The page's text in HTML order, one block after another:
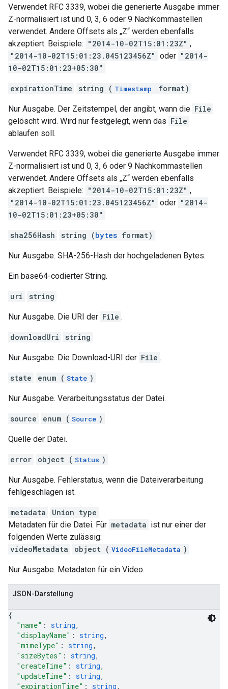
Verwendet RFC 3339, wobei die generierte Ausgabe immer
Z-normalisiert ist und 0, 3, 6 oder 9 Nachkommastellen
verwendet. Andere Offsets als „Z“ werden ebenfalls
akzeptiert. Beispiele: "2014-10-02T15:01:23Z" ,
"2014-10-02T15:01:23.045123456Z" oder "2014-
10-02T15:01:23+05:30"
expirationTime string ( Timestamp format)
Nur Ausgabe. Der Zeitstempel, der angibt, wann die File
gelöscht wird. Wird nur festgelegt, wenn das File
ablaufen soll.
Verwendet RFC 3339, wobei die generierte Ausgabe immer
Z-normalisiert ist und 0, 3, 6 oder 9 Nachkommastellen
verwendet. Andere Offsets als „Z“ werden ebenfalls
akzeptiert. Beispiele: "2014-10-02T15:01:23Z" ,
"2014-10-02T15:01:23.045123456Z" oder "2014-
10-02T15:01:23+05:30"
sha256Hash string (bytes format)
Nur Ausgabe. SHA-256-Hash der hochgeladenen Bytes.
Ein base64-codierter String.
uri string
Nur Ausgabe. Die URI der File .
downloadUri string
Nur Ausgabe. Die Download-URI der File .
state enum ( State )
Nur Ausgabe. Verarbeitungsstatus der Datei.
source enum ( Source )
Quelle der Datei.
error object ( Status )
Nur Ausgabe. Fehlerstatus, wenn die Dateiverarbeitung
fehlgeschlagen ist.
metadata
Union type
Metadaten für die Datei. Für metadata ist nur einer der
folgenden Werte zulässig:
videoMetadata
object ( VideoFileMetadata )
Nur Ausgabe. Metadaten für ein Video.
JSON-Darstellung
{
"name" : string,
"displayName" : string,
"mimeType" : string,
"sizeBytes" : string,
"createTime" : string,
"updateTime" : string,
"expirationTime" : string,